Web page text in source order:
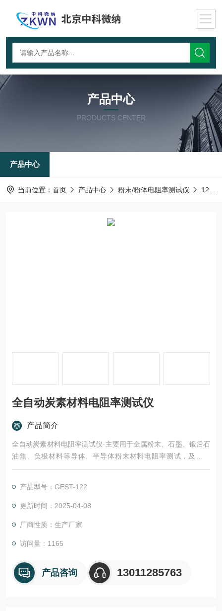
产品中心
PRODUCTS CENTER
产品中心
当前位置： 首页 产品中心 粉末/粉体电阻率测试仪 122-炭素材料电阻率测试仪
全自动炭素材料电阻率测试仪
产品简介
全自动炭素材料电阻率测试仪-主要用于金属粉末、石墨、锻后石
油焦、负极材料等导体、半导体粉末材料电阻率测试，及炭阳
极、石墨棒材等块体材料电阻率测试。
产品型号：GEST-122
更新时间：2025-04-08
厂商性质：生产厂家
访问量：1165
产品咨询 13011285763